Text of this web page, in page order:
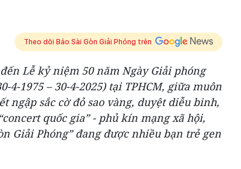
Theo dõi Báo Sài Gòn Giải Phóng trên
Lễ kỷ niệm 50 năm Ngày Giải phóng
1975 – 30-4-2025) tại TPHCM, giữa muôn
ngập sắc cờ đỏ sao vàng, duyệt diễu binh,
quốc gia” - phủ kín mạng xã hội,
Giải Phóng” đang được nhiều bạn trẻ gen